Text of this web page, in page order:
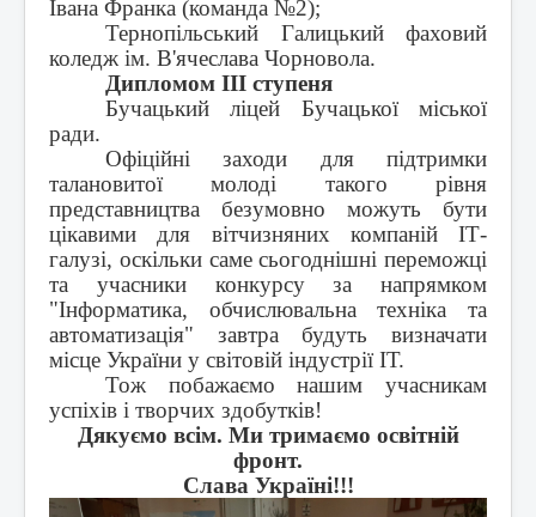
Івана Франка (команда №2);
Тернопільський Галицький фаховий
коледж ім. В'ячеслава Чорновола.
Дипломом ІІІ ступеня
Бучацький ліцей Бучацької міської
ради.
Офіційні заходи для підтримки
талановитої молоді такого рівня
представництва безумовно можуть бути
цікавими для вітчизняних компаній ІТ-
галузі, оскільки саме сьогоднішні переможці
та учасники конкурсу за напрямком
"Інформатика, обчислювальна техніка та
автоматизація" завтра будуть визначати
місце України у світовій індустрії ІТ.
Тож побажаємо нашим учасникам
успіхів і творчих здобутків!
Дякуємо всім. Ми тримаємо освітній
фронт.
Слава Україні!!!